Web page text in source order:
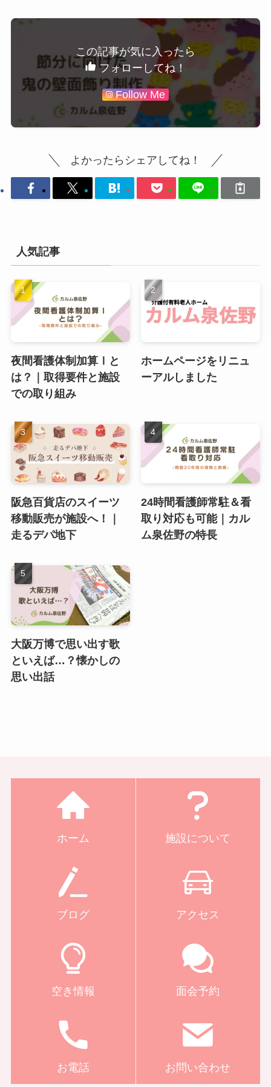
この記事が気に入ったら
フォローしてね！
Follow Me
よかったらシェアしてね！
人気記事
夜間看護体制加算Ⅰと
は？｜取得要件と施設
での取り組み
ホームページをリニュ
ーアルしました
阪急百貨店のスイーツ
移動販売が施設へ！｜
走るデパ地下
24時間看護師常駐＆看
取り対応も可能｜カル
ム泉佐野の特長
大阪万博で思い出す歌
といえば…？懐かしの
思い出話
ホーム 施設について
ブログ アクセス
空き情報 面会予約
お電話 お問い合わせ